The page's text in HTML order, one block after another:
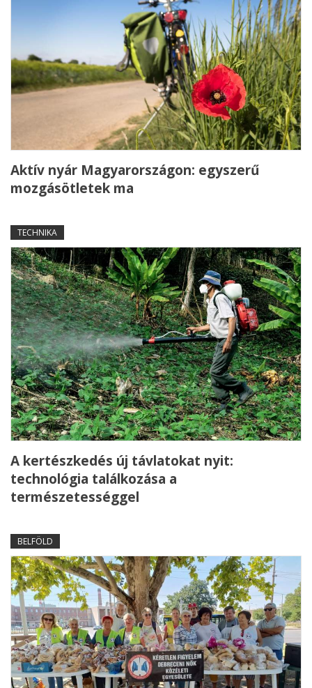
Aktív nyár Magyarországon: egyszerű
mozgásötletek ma
TECHNIKA
A kertészkedés új távlatokat nyit:
technológia találkozása a
természetességgel
BELFÖLD